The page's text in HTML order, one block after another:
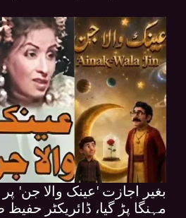
بغیر اجازت 'عینک والا جن' پر
مہنگا پڑ گیا، ڈائریکٹر